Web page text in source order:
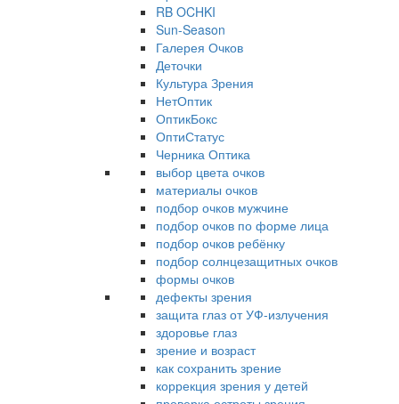
RB OCHKI
Sun-Season
Галерея Очков
Деточки
Культура Зрения
НетОптик
ОптикБокс
ОптиСтатус
Черника Оптика
выбор цвета очков
материалы очков
подбор очков мужчине
подбор очков по форме лица
подбор очков ребёнку
подбор солнцезащитных очков
формы очков
дефекты зрения
защита глаз от УФ-излучения
здоровье глаз
зрение и возраст
как сохранить зрение
коррекция зрения у детей